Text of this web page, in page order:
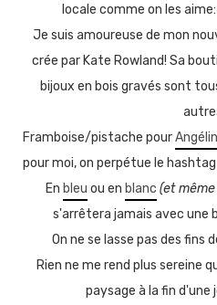
locale comme on les
Je suis amoureuse de mon
crée par Kate Rowland! Sa
bijoux en bois gravés sont
Framboise/pistache pour
pour moi, on perpétue le
En bleu ou en blanc (et
s'arrêtera jamais avec une
On ne se lasse pas des fins
Rien ne me rend plus sereine
paysage à la fin d'une